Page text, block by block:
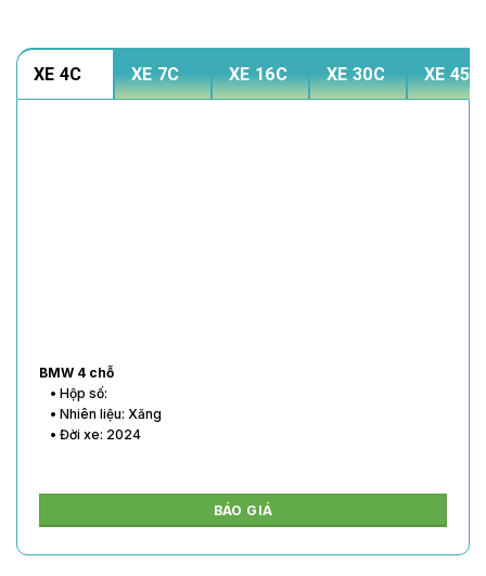
XE 4C XE 7C XE 16C XE 30C XE 45C
BMW 4 chỗ
• Hộp số:
• Nhiên liệu: Xăng
• Đời xe: 2024
BÁO GIÁ